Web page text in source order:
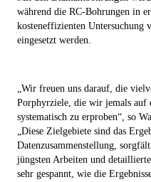
während die RC-Bohrungen in
kosteneffizienten Untersuchung
eingesetzt werden.
„Wir freuen uns darauf, die
Porphyrziele, die wir jemals auf
systematisch zu erproben“, so
„Diese Zielgebiete sind das
Datenzusammenstellung,
jüngsten Arbeiten und
sehr gespannt, wie die